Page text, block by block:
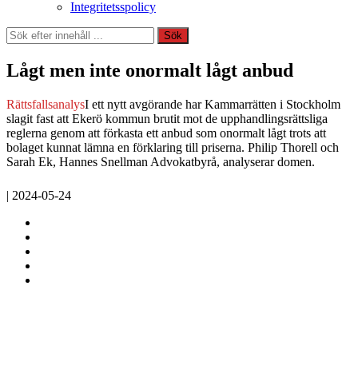
Integritetsspolicy
Sök
Sök
Lågt men inte onormalt lågt anbud
RättsfallsanalysI ett nytt avgörande har Kammarrätten i Stockholm
slagit fast att Ekerö kommun brutit mot de upphandlingsrättsliga
reglerna genom att förkasta ett anbud som onormalt lågt trots att
bolaget kunnat lämna en förklaring till priserna. Philip Thorell och
Sarah Ek, Hannes Snellman Advokatbyrå, analyserar domen.
| 2024-05-24